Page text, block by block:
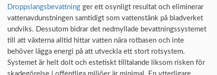
Droppslangsbevattning ger ett osynligt resultat och eliminerar
vattenavdunstningen samtidigt som vattenstänk på bladverket
undviks. Dessutom bidrar det nedmyllade bevattningssystemet
till att växterna alltid hittar vatten nära rotbasen och inte
behöver lägga energi på att utveckla ett stort rotsystem.
Systemet är helt dolt och estetiskt tilltalande liksom risken för